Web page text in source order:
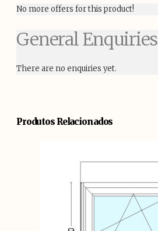
No more offers for this product!
General Enquiries
There are no enquiries yet.
Produtos Relacionados